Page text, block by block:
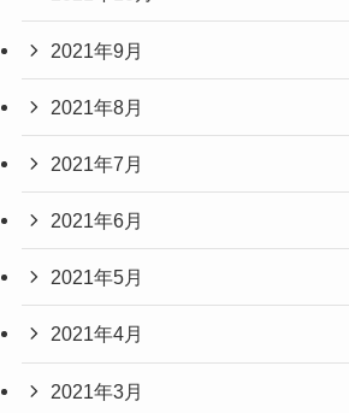
2021年9月
2021年8月
2021年7月
2021年6月
2021年5月
2021年4月
2021年3月